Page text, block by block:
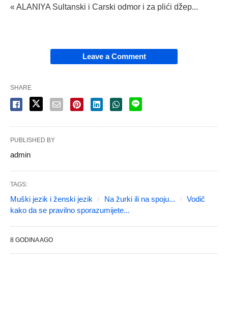
« ALANIYA Sultanski i Carski odmor i za plići džep...
Leave a Comment
SHARE
PUBLISHED BY
admin
TAGS:
Muški jezik i ženski jezik Na žurki ili na spoju...
Vodič
kako da se pravilno sporazumijete...
8 GODINA AGO